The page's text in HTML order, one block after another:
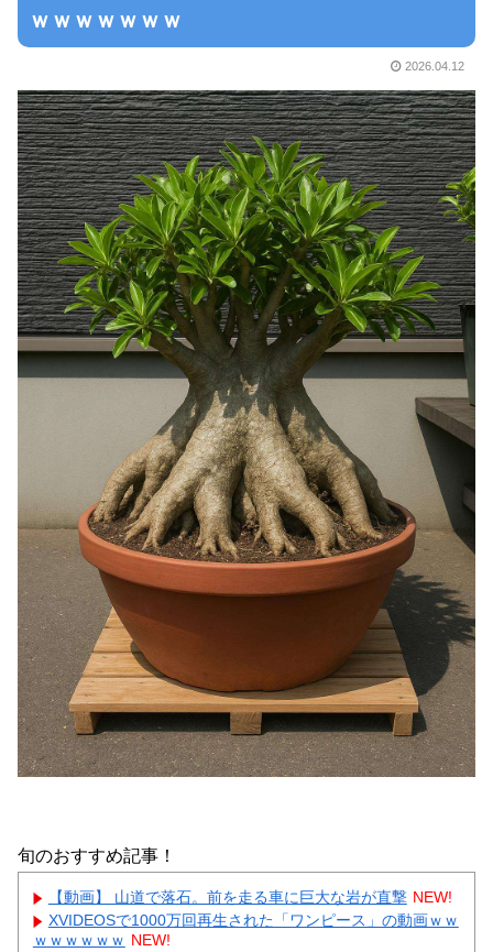
ｗｗｗｗｗｗｗ
2026.04.12
旬のおすすめ記事！
【動画】 山道で落石。前を走る車に巨大な岩が直撃 NEW!
XVIDEOSで1000万回再生された「ワンピース」の動画ｗｗ
ｗｗｗｗｗｗ NEW!